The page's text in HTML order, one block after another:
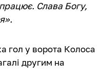
Слава Богу,
гол у ворота Колоса
другим на